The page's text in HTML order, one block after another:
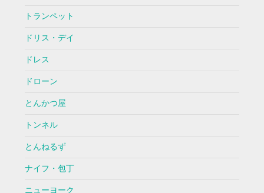
トランペット
ドリス・デイ
ドレス
ドローン
とんかつ屋
トンネル
とんねるず
ナイフ・包丁
ニューヨーク